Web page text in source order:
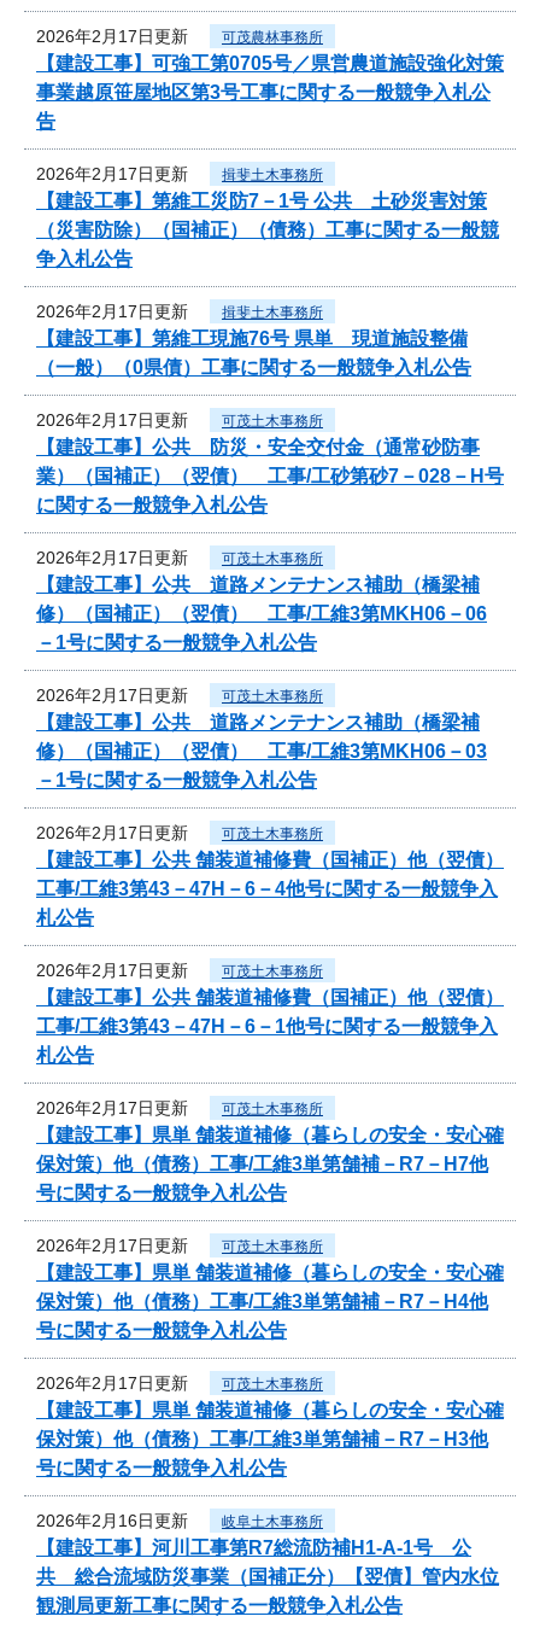
2026年2月17日更新 可茂農林事務所
【建設工事】可強工第0705号／県営農道施設強化対策
事業越原笹屋地区第3号工事に関する一般競争入札公
告
2026年2月17日更新 揖斐土木事務所
【建設工事】第維工災防7－1号 公共 土砂災害対策
（災害防除）（国補正）（債務）工事に関する一般競
争入札公告
2026年2月17日更新 揖斐土木事務所
【建設工事】第維工現施76号 県単 現道施設整備
（一般）（0県債）工事に関する一般競争入札公告
2026年2月17日更新 可茂土木事務所
【建設工事】公共 防災・安全交付金（通常砂防事
業）（国補正）（翌債） 工事/工砂第砂7－028－H号
に関する一般競争入札公告
2026年2月17日更新 可茂土木事務所
【建設工事】公共 道路メンテナンス補助（橋梁補
修）（国補正）（翌債） 工事/工維3第MKH06－06
－1号に関する一般競争入札公告
2026年2月17日更新 可茂土木事務所
【建設工事】公共 道路メンテナンス補助（橋梁補
修）（国補正）（翌債） 工事/工維3第MKH06－03
－1号に関する一般競争入札公告
2026年2月17日更新 可茂土木事務所
【建設工事】公共 舗装道補修費（国補正）他（翌債）
工事/工維3第43－47H－6－4他号に関する一般競争入
札公告
2026年2月17日更新 可茂土木事務所
【建設工事】公共 舗装道補修費（国補正）他（翌債）
工事/工維3第43－47H－6－1他号に関する一般競争入
札公告
2026年2月17日更新 可茂土木事務所
【建設工事】県単 舗装道補修（暮らしの安全・安心確
保対策）他（債務）工事/工維3単第舗補－R7－H7他
号に関する一般競争入札公告
2026年2月17日更新 可茂土木事務所
【建設工事】県単 舗装道補修（暮らしの安全・安心確
保対策）他（債務）工事/工維3単第舗補－R7－H4他
号に関する一般競争入札公告
2026年2月17日更新 可茂土木事務所
【建設工事】県単 舗装道補修（暮らしの安全・安心確
保対策）他（債務）工事/工維3単第舗補－R7－H3他
号に関する一般競争入札公告
2026年2月16日更新 岐阜土木事務所
【建設工事】河川工事第R7総流防補H1-A-1号 公
共 総合流域防災事業（国補正分）【翌債】管内水位
観測局更新工事に関する一般競争入札公告